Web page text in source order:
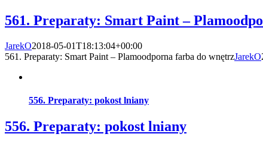
561. Preparaty: Smart Paint –
JarekO2018-05-01T18:13:04+00:00
561. Preparaty: Smart Paint – Plamoodporna farba do wnętrzJarekO
556. Preparaty: pokost lniany
556. Preparaty: pokost lniany